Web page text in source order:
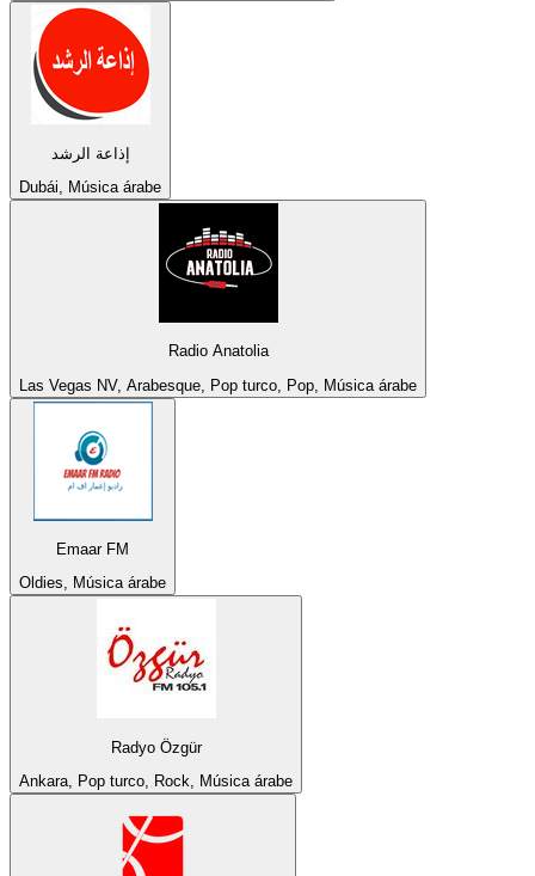
إذاعة الرشد
Dubái, Música árabe
Radio Anatolia
Las Vegas NV, Arabesque, Pop turco, Pop, Música árabe
Emaar FM
Oldies, Música árabe
Radyo Özgür
Ankara, Pop turco, Rock, Música árabe